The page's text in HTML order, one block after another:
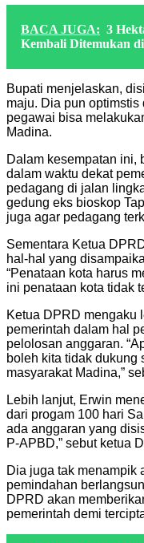
BACA JUGA: 3
Kembali Ditemukan
Bupati menjelaskan,
maju. Dia pun
pegawai bisa
Madina.
Dalam kesempatan ini,
dalam waktu dekat
pedagang di jalan
gedung eks bioskop
juga agar pedagang
Sementara Ketua
hal-hal yang
“Penataan kota harus
ini penataan kota tidak
Ketua DPRD mengaku
pemerintah dalam hal
pelolosan anggaran.
boleh kita tidak dukung
masyarakat Madina,”
Lebih lanjut, Erwin
dari progam 100 hari
ada anggaran yang
P-APBD,” sebut ketua
Dia juga tak menampik
pemindahan
DPRD akan
pemerintah demi